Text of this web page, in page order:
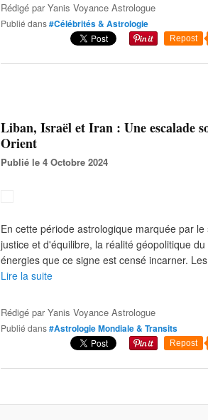
Rédigé parYanis Voyance Astrologue
Publié dans#Célébrités & Astrologie
Repost
Liban, Israël et Iran : Une escalade
Orient
Publié le 4 Octobre 2024
En cette période astrologique marquée par
justice et d'équilibre, la réalité géopolitique
énergies que ce signe est censé incarner.
Lire la suite
Rédigé parYanis Voyance Astrologue
Publié dans#Astrologie Mondiale & Transits
Repost